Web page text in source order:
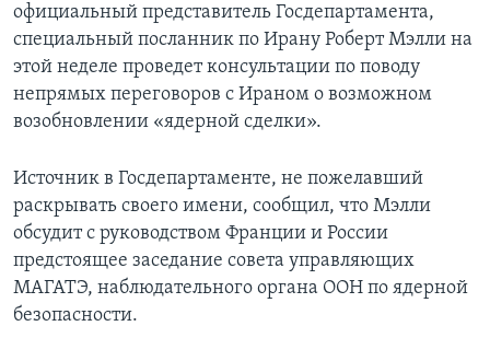
официальный представитель Госдепартамента,
специальный посланник по Ирану Роберт Мэлли на
этой неделе проведет консультации по поводу
непрямых переговоров с Ираном о возможном
возобновлении «ядерной сделки».
Источник в Госдепартаменте, не пожелавший
раскрывать своего имени, сообщил, что Мэлли
обсудит с руководством Франции и России
предстоящее заседание совета управляющих
МАГАТЭ, наблюдательного органа ООН по ядерной
безопасности.